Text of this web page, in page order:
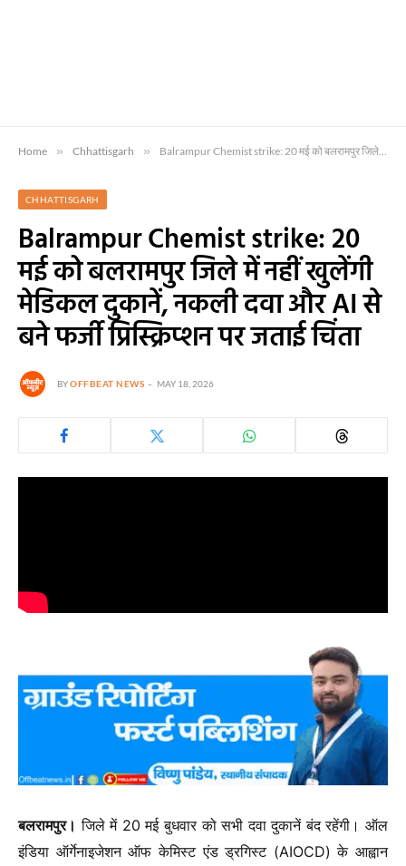
Home » Chhattisgarh » Balrampur Chemist strike: 20 मई को बलरामपुर जिले में नहीं खुलेंगी मेडिकल दुकानें, नकली दवा और AI से बने फर्जी प्रिस्क्रिप्शन पर जताई चिंता
CHHATTISGARH
Balrampur Chemist strike: 20
मई को बलरामपुर जिले में नहीं खुलेंगी
मेडिकल दुकानें, नकली दवा और AI से
बने फर्जी प्रिस्क्रिप्शन पर जताई चिंता
BYOFFBEAT NEWS MAY 18, 2026
बलरामपुर। जिले में 20 मई बुधवार को सभी दवा दुकानें बंद रहेंगी। ऑल
इंडिया ऑर्गेनाइजेशन ऑफ केमिस्ट एंड ड्रगिस्ट (AIOCD) के आह्वान